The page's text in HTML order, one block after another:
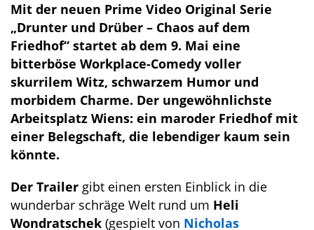
Mit der neuen Prime Video Original Serie
„Drunter und Drüber – Chaos auf dem
Friedhof“ startet ab dem 9. Mai eine
bitterböse Workplace-Comedy voller
skurrilem Witz, schwarzem Humor und
morbidem Charme. Der ungewöhnlichste
Arbeitsplatz Wiens: ein maroder Friedhof mit
einer Belegschaft, die lebendiger kaum sein
könnte.
Der Trailer gibt einen ersten Einblick in die
wunderbar schräge Welt rund um Heli
Wondratschek (gespielt von Nicholas